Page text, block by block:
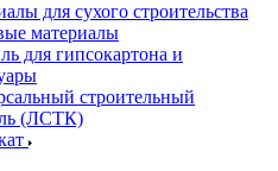
для сухого строительства
материалы
для гипсокартона и
строительный
(ЛСТК)